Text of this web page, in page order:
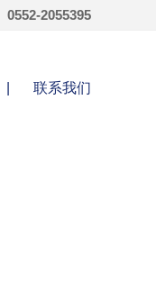
0552-2055395
联系我们